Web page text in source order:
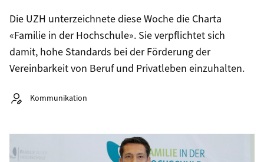
Die UZH unterzeichnete diese Woche die Charta
«Familie in der Hochschule». Sie verpflichtet sich
damit, hohe Standards bei der Förderung der
Vereinbarkeit von Beruf und Privatleben einzuhalten.
Autor:
Kommunikation
Bild in Detailansicht �ffnen